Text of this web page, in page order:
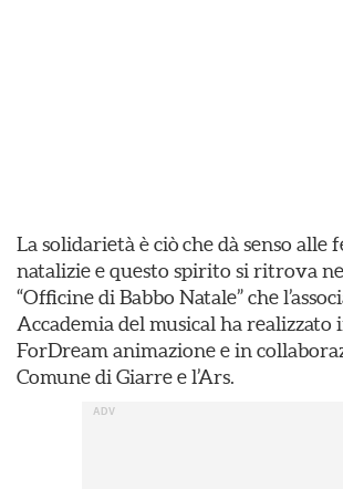
La solidarietà è ciò che dà senso alle
natalizie e questo spirito si ritrova
“Officine di Babbo Natale” che
Accademia del musical ha realizzato
ForDream animazione e in
Comune di Giarre e l’Ars.